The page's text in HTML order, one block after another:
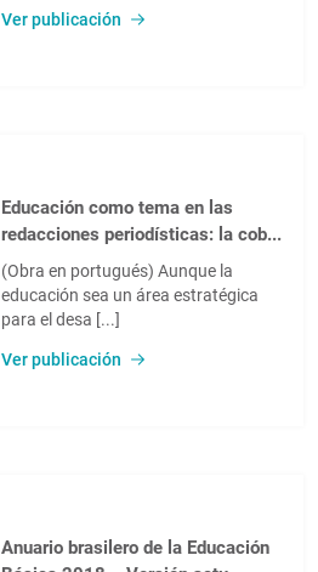
Ver publicación
Educación como tema en las
redacciones periodísticas: la cob...
(Obra en portugués) Aunque la
educación sea un área estratégica
para el desa [...]
Ver publicación
Anuario brasilero de la Educación